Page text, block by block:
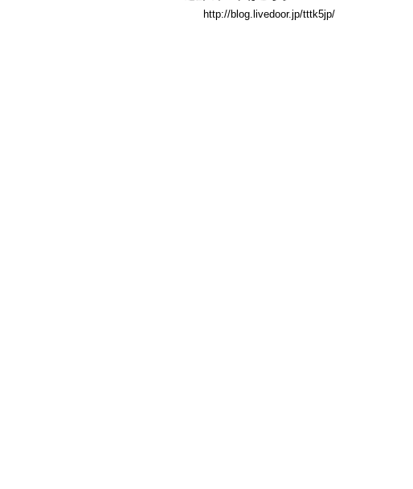
http://blog.livedoor.jp/tttk5jp/